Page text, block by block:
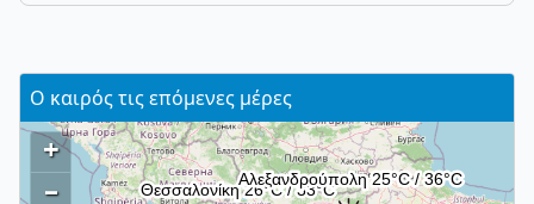
Ο καιρός τις επόμενες μέρες
+
–